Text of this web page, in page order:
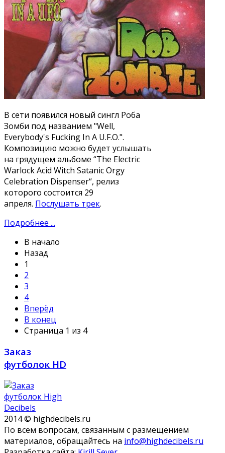
В сети появился новый сингл Роба
Зомби под названием "Well,
Everybody's Fucking In A U.F.O.".
Композицию можно будет услышать
на грядущем альбоме “The Electric
Warlock Acid Witch Satanic Orgy
Celebration Dispenser“, релиз
которого состоится 29
апреля. Послушать трек.
Подробнее ...
В начало
Назад
1
2
3
4
Вперёд
В конец
Страница 1 из 4
Заказ
футболок HD
2014 © highdecibels.ru
По всем вопросам, связанным с размещением
материалов, обращайтесь на info@highdecibels.ru